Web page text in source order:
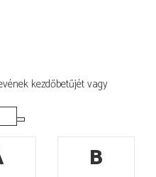
kezdőbetűjét vagy
B